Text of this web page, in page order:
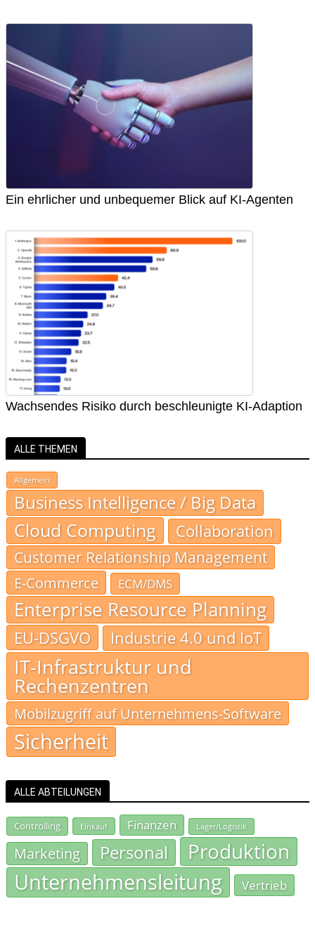
Ein ehrlicher und unbequemer Blick auf KI-Agenten
Wachsendes Risiko durch beschleunigte KI-Adaption
ALLE THEMEN
Allgemein
Business Intelligence / Big Data
Cloud Computing Collaboration
Customer Relationship Management
E-Commerce
ECM/DMS
Enterprise Resource Planning
EU-DSGVO Industrie 4.0 und IoT
IT-Infrastruktur und
Rechenzentren
Mobilzugriff auf Unternehmens-Software
Sicherheit
ALLE ABTEILUNGEN
Controlling Einkauf Finanzen Lager/Logistik
Marketing Personal Produktion
Unternehmensleitung Vertrieb